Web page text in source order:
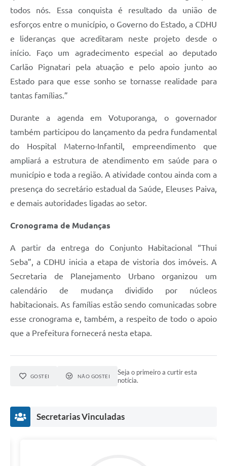
todos nós. Essa conquista é resultado da união de
esforços entre o município, o Governo do Estado, a CDHU
e lideranças que acreditaram neste projeto desde o
início. Faço um agradecimento especial ao deputado
Carlão Pignatari pela atuação e pelo apoio junto ao
Estado para que esse sonho se tornasse realidade para
tantas famílias.”
Durante a agenda em Votuporanga, o governador
também participou do lançamento da pedra fundamental
do Hospital Materno-Infantil, empreendimento que
ampliará a estrutura de atendimento em saúde para o
município e toda a região. A atividade contou ainda com a
presença do secretário estadual da Saúde, Eleuses Paiva,
e demais autoridades ligadas ao setor.
Cronograma de Mudanças
A partir da entrega do Conjunto Habitacional “Thui
Seba”, a CDHU inicia a etapa de vistoria dos imóveis. A
Secretaria de Planejamento Urbano organizou um
calendário de mudança dividido por núcleos
habitacionais. As famílias estão sendo comunicadas sobre
esse cronograma e, também, a respeito de todo o apoio
que a Prefeitura fornecerá nesta etapa.
GOSTEI NÃO GOSTEI
Seja o primeiro a curtir esta
notícia.
Secretarias Vinculadas